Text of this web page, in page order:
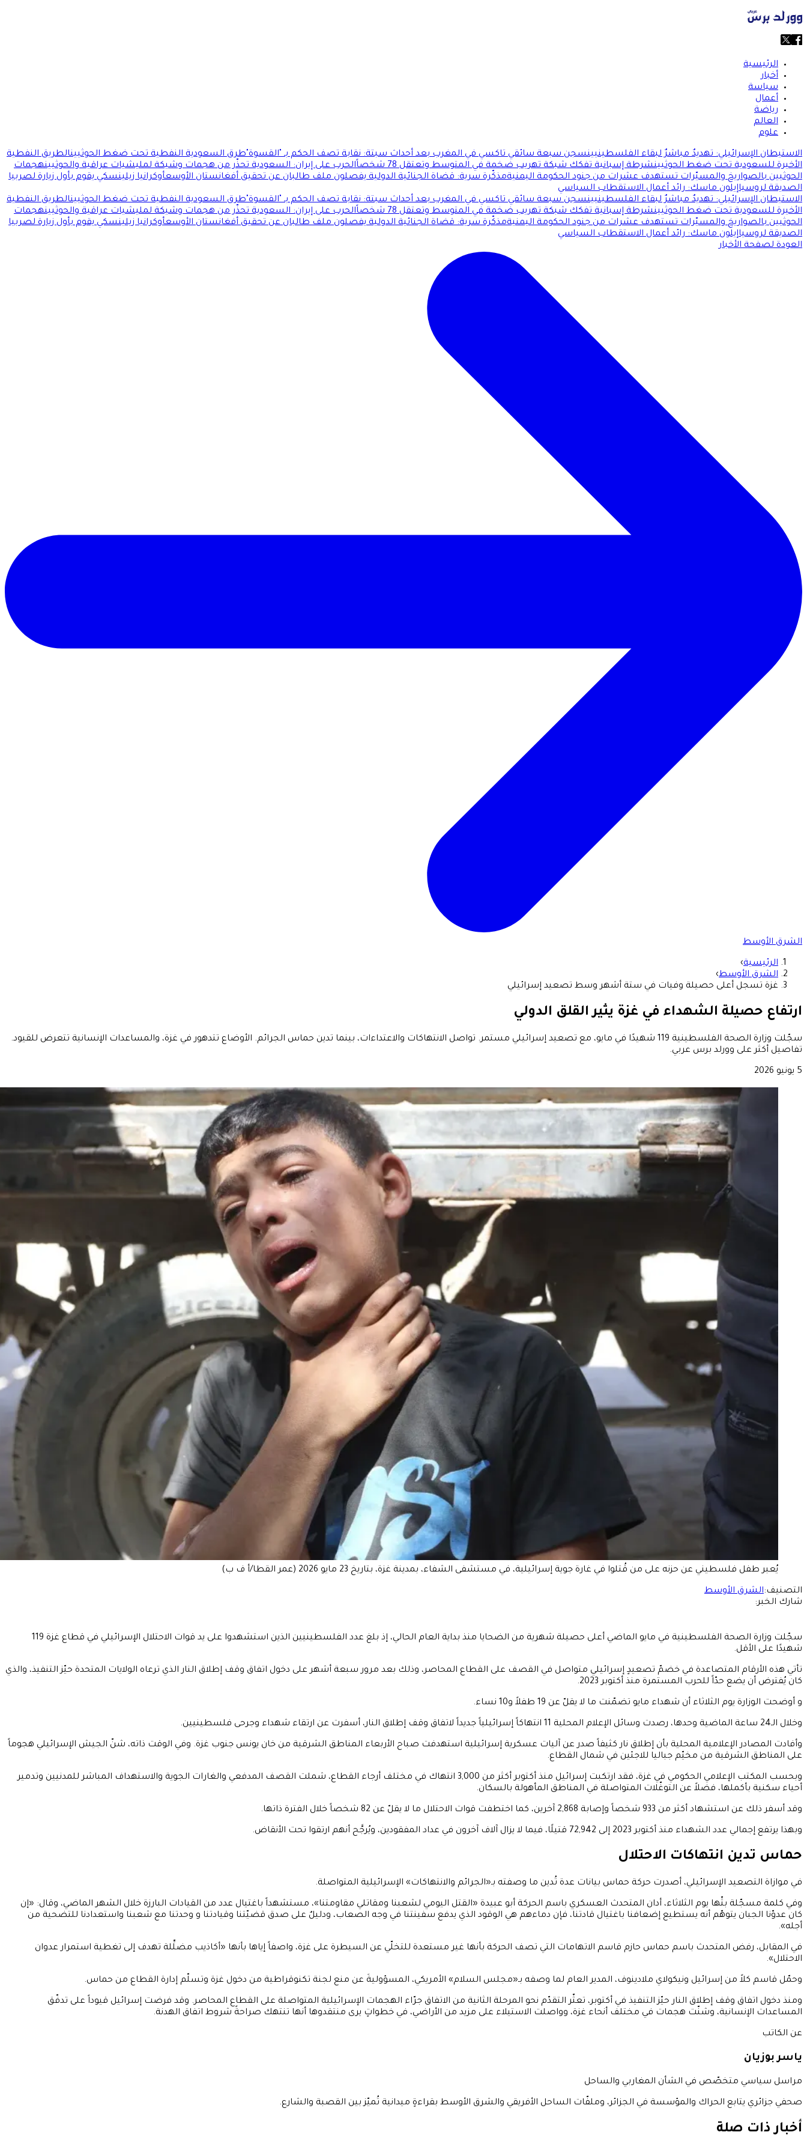
الرئيسية
أخبار
سياسة
أعمال
رياضة
العالم
علوم
الاستيطان الإسرائيلي: تهديدٌ مباشرٌ لبقاء الفلسطينيينسجن سبعة سائقي تاكسي في المغرب بعد أحداث سبتة: نقابة تصف الحكم بـ "القسوة"طرق السعودية النفطية تحت ضغط الحوثيينالطريق النفطية
الأخيرة للسعودية تحت ضغط الحوثيينشرطة إسبانية تفكك شبكة تهريب ضخمة في المتوسط وتعتقل 78 شخصاً الحرب على إيران: السعودية تحذّر من هجمات وشيكة لمليشيات عراقية والحوثيينهجمات
الحوثيين بالصواريخ والمسيّرات تستهدف عشرات من جنود الحكومة اليمنيةمذكّرة سرية: قضاة الجنائية الدولية يفصلون ملف طالبان عن تحقيق أفغانستان الأوسعأوكرانيا زيلينسكي يقوم بأول زيارة لصربيا
الصديقة لروسياإيلون ماسك: رائد أعمال الاستقطاب السياسي
الاستيطان الإسرائيلي: تهديدٌ مباشرٌ لبقاء الفلسطينيينسجن سبعة سائقي تاكسي في المغرب بعد أحداث سبتة: نقابة تصف الحكم بـ "القسوة"طرق السعودية النفطية تحت ضغط الحوثيينالطريق النفطية
الأخيرة للسعودية تحت ضغط الحوثيينشرطة إسبانية تفكك شبكة تهريب ضخمة في المتوسط وتعتقل 78 شخصاً الحرب على إيران: السعودية تحذّر من هجمات وشيكة لمليشيات عراقية والحوثيينهجمات
الحوثيين بالصواريخ والمسيّرات تستهدف عشرات من جنود الحكومة اليمنيةمذكّرة سرية: قضاة الجنائية الدولية يفصلون ملف طالبان عن تحقيق أفغانستان الأوسعأوكرانيا زيلينسكي يقوم بأول زيارة لصربيا
الصديقة لروسياإيلون ماسك: رائد أعمال الاستقطاب السياسي
العودة لصفحة الأخبار
الشرق الأوسط
الرئيسية›
الشرق الأوسط›
غزة تسجل أعلى حصيلة وفيات في ستة أشهر وسط تصعيد إسرائيلي
ارتفاع حصيلة الشهداء في غزة يثير القلق الدولي
سجّلت وزارة الصحة الفلسطينية 119 شهيدًا في مايو، مع تصعيد إسرائيلي مستمر. تواصل الانتهاكات والاعتداءات، بينما تدين حماس الجرائم. الأوضاع تتدهور في غزة، والمساعدات الإنسانية تتعرض للقيود.
تفاصيل أكثر على وورلد برس عربي.
5 يونيو 2026
يُعبر طفل فلسطيني عن حزنه على من قُتلوا في غارة جوية إسرائيلية، في مستشفى الشفاء، بمدينة غزة، بتاريخ 23 مايو 2026 (عمر القطا/أ ف ب)
التصنيف:الشرق الأوسط
شارك الخبر:
سجّلت وزارة الصحة الفلسطينية في مايو الماضي أعلى حصيلة شهرية من الضحايا منذ بداية العام الحالي، إذ بلغ عدد الفلسطينيين الذين استشهدوا على يد قوات الاحتلال الإسرائيلي في قطاع غزة 119
شهيدًا على الأقل.
تأتي هذه الأرقام المتصاعدة في خضمّ تصعيدٍ إسرائيلي متواصل في القصف على القطاع المحاصر، وذلك بعد مرور سبعة أشهر على دخول اتفاق وقف إطلاق النار الذي ترعاه الولايات المتحدة حيّز التنفيذ، والذي
كان يُفترض أن يضع حدّاً للحرب المستمرة منذ أكتوبر 2023.
و أوضحت الوزارة يوم الثلاثاء أن شهداء مايو تضمّنت ما لا يقلّ عن 19 طفلاً و10 نساء.
وخلال الـ24 ساعة الماضية وحدها، رصدت وسائل الإعلام المحلية 11 انتهاكاً إسرائيلياً جديداً لاتفاق وقف إطلاق النار، أسفرت عن ارتقاء شهداء وجرحى فلسطينيين.
وأفادت المصادر الإعلامية المحلية بأن إطلاق نار كثيفاً صدر عن آليات عسكرية إسرائيلية استهدفت صباح الأربعاء المناطق الشرقية من خان يونس جنوب غزة. وفي الوقت ذاته، شنّ الجيش الإسرائيلي هجوماً
على المناطق الشرقية من مخيّم جباليا للاجئين في شمال القطاع.
وبحسب المكتب الإعلامي الحكومي في غزة، فقد ارتكبت إسرائيل منذ أكتوبر أكثر من 3,000 انتهاك في مختلف أرجاء القطاع، شملت القصف المدفعي والغارات الجوية والاستهداف المباشر للمدنيين وتدمير
أحياء سكنية بأكملها، فضلاً عن التوغّلات المتواصلة في المناطق المأهولة بالسكان.
وقد أسفر ذلك عن استشهاد أكثر من 933 شخصاً وإصابة 2,868 آخرين، كما اختطفت قوات الاحتلال ما لا يقلّ عن 82 شخصاً خلال الفترة ذاتها.
وبهذا يرتفع إجمالي عدد الشهداء منذ أكتوبر 2023 إلى 72,942 قتيلًا، فيما لا يزال آلاف آخرون في عداد المفقودين، ويُرجَّح أنهم ارتقوا تحت الأنقاض.
حماس تدين انتهاكات الاحتلال
في موازاة التصعيد الإسرائيلي، أصدرت حركة حماس بيانات عدة تُدين ما وصفته بـ«الجرائم والانتهاكات» الإسرائيلية المتواصلة.
وفي كلمة مسجّلة بثّها يوم الثلاثاء، أدان المتحدث العسكري باسم الحركة أبو عبيدة «القتل اليومي لشعبنا ومقاتلي مقاومتنا»، مستشهداً باغتيال عدد من القيادات البارزة خلال الشهر الماضي، وقال: «إن
كان عدوّنا الجبان يتوهّم أنه يستطيع إضعافنا باغتيال قادتنا، فإن دماءهم هي الوقود الذي يدفع سفينتنا في وجه الصعاب، ودليلٌ على صدق قضيّتنا وقيادتنا و وحدتنا مع شعبنا واستعدادنا للتضحية من
أجله».
في المقابل، رفض المتحدث باسم حماس حازم قاسم الاتهامات التي تصف الحركة بأنها غير مستعدة للتخلّي عن السيطرة على غزة، واصفاً إياها بأنها «أكاذيب مضلِّلة تهدف إلى تغطية استمرار عدوان
الاحتلال».
وحمّل قاسم كلاً من إسرائيل ونيكولاي ملادينوف، المدير العام لما وصفه بـ«مجلس السلام» الأمريكي، المسؤوليةَ عن منع لجنة تكنوقراطية من دخول غزة وتسلّم إدارة القطاع من حماس.
ومنذ دخول اتفاق وقف إطلاق النار حيّز التنفيذ في أكتوبر، تعثّر التقدّم نحو المرحلة الثانية من الاتفاق جرّاء الهجمات الإسرائيلية المتواصلة على القطاع المحاصر. وقد فرضت إسرائيل قيوداً على تدفّق
المساعدات الإنسانية، وشنّت هجمات في مختلف أنحاء غزة، وواصلت الاستيلاء على مزيد من الأراضي، في خطواتٍ يرى منتقدوها أنها تنتهك صراحةً شروط اتفاق الهدنة.
عن الكاتب
ياسر بوزيان
مراسل سياسي متخصّص في الشأن المغاربي والساحل
صحفي جزائري يتابع الحراك والمؤسسة في الجزائر، وملفّات الساحل الأفريقي والشرق الأوسط بقراءةٍ ميدانية تُميّز بين القصبة والشارع.
أخبار ذات صلة